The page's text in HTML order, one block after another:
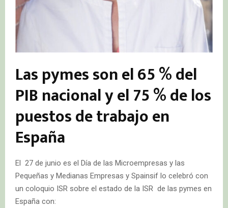
Las pymes son el 65 % del
PIB nacional y el 75 % de los
puestos de trabajo en
España
El 27 de junio es el Día de las Microempresas y las
Pequeñas y Medianas Empresas y Spainsif lo celebró con
un coloquio ISR sobre el estado de la ISR de las pymes en
España con: